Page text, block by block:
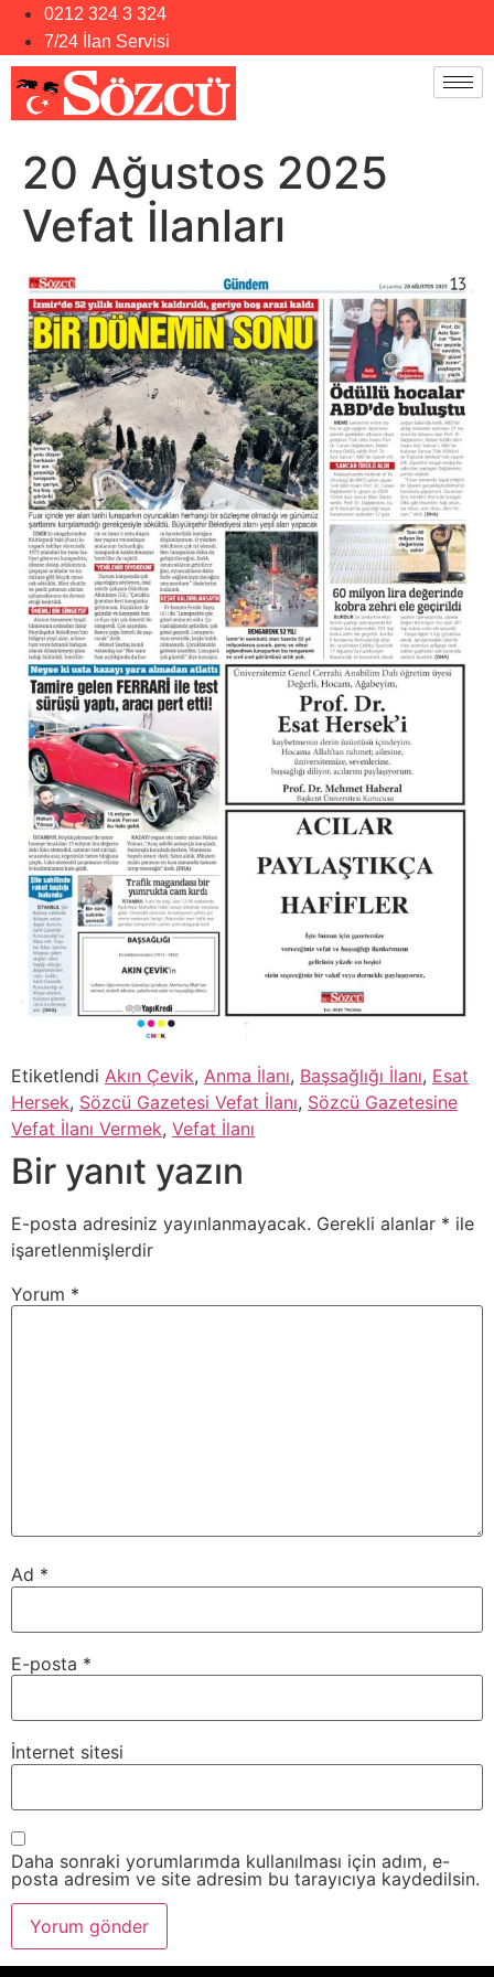
0212 324 3 324
7/24 İlan Servisi
20 Ağustos 2025
Vefat İlanları
Etiketlendi Akın Çevik, Anma İlanı, Başsağlığı İlanı, Esat
Hersek, Sözcü Gazetesi Vefat İlanı, Sözcü Gazetesine
Vefat İlanı Vermek, Vefat İlanı
Bir yanıt yazın
E-posta adresiniz yayınlanmayacak. Gerekli alanlar * ile
işaretlenmişlerdir
Yorum *
Ad *
E-posta *
İnternet sitesi
Daha sonraki yorumlarımda kullanılması için adım, e-
posta adresim ve site adresim bu tarayıcıya kaydedilsin.